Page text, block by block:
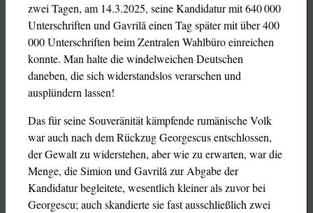
zwei Tagen, am 14.3.2025, seine Kandidatur mit 640 000
Unterschriften und Gavrilă einen Tag später mit über 400
000 Unterschriften beim Zentralen Wahlbüro einreichen
konnte. Man halte die windelweichen Deutschen
daneben, die sich widerstandslos verarschen und
ausplündern lassen!
Das für seine Souveränität kämpfende rumänische Volk
war auch nach dem Rückzug Georgescus entschlossen,
der Gewalt zu widerstehen, aber wie zu erwarten, war die
Menge, die Simion und Gavrilă zur Abgabe der
Kandidatur begleitete, wesentlich kleiner als zuvor bei
Georgescu; auch skandierte sie fast ausschließlich zwei